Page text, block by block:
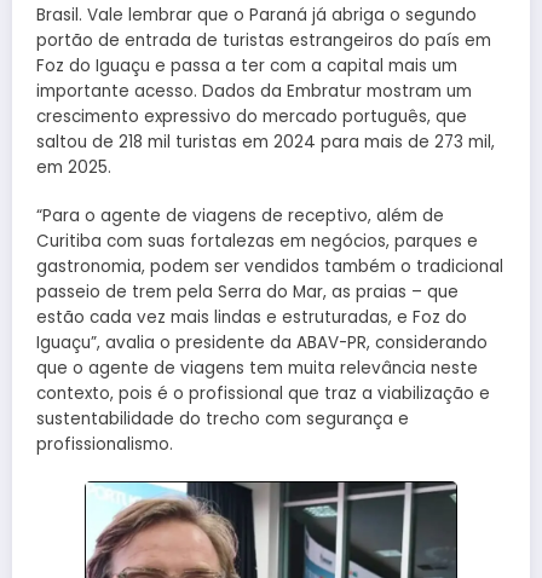
Brasil. Vale lembrar que o Paraná já abriga o segundo
portão de entrada de turistas estrangeiros do país em
Foz do Iguaçu e passa a ter com a capital mais um
importante acesso. Dados da Embratur mostram um
crescimento expressivo do mercado português, que
saltou de 218 mil turistas em 2024 para mais de 273 mil,
em 2025.
“Para o agente de viagens de receptivo, além de
Curitiba com suas fortalezas em negócios, parques e
gastronomia, podem ser vendidos também o tradicional
passeio de trem pela Serra do Mar, as praias – que
estão cada vez mais lindas e estruturadas, e Foz do
Iguaçu”, avalia o presidente da ABAV-PR, considerando
que o agente de viagens tem muita relevância neste
contexto, pois é o profissional que traz a viabilização e
sustentabilidade do trecho com segurança e
profissionalismo.